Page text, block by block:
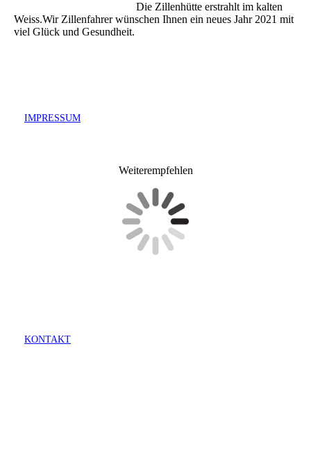
Die Zillenhütte erstrahlt im kalten
Weiss.Wir Zillenfahrer wünschen Ihnen ein neues Jahr 2021 mit
viel Glück und Gesundheit.
IMPRESSUM
Weiterempfehlen
KONTAKT